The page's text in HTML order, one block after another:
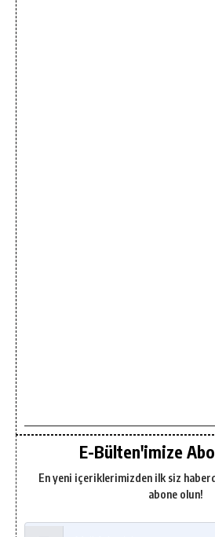
E-Bülten'imize
En yeni içeriklerimizden ilk siz
abone olun!